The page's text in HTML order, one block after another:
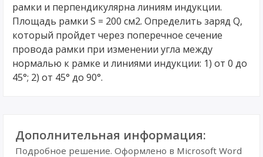
рамки и перпендикулярна линиям индукции.
Площадь рамки S = 200 см2. Определить заряд Q,
который пройдет через поперечное сечение
провода рамки при изменении угла между
нормалью к рамке и линиями индукции: 1) от 0 до
45°; 2) от 45° до 90°.
Дополнительная информация:
Подробное решение. Оформлено в Microsoft Word